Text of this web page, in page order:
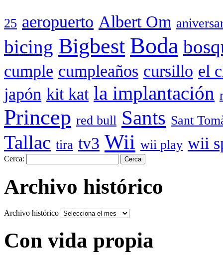
25 aeropuerto Albert Om
bicing Bigbest Boda
cumple cumpleaños cursillo el
japón kit kat la implantación
Princep red bull Sants Sant
Tallac tira tv3 Wii wii play wii
Cerca:
Archivo histórico
Archivo histórico
Con vida propia